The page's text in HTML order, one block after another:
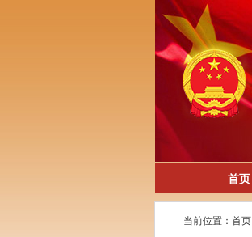
首页
当前位置： 首页